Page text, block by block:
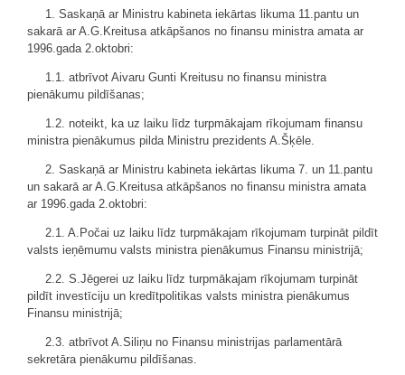
1. Saskaņā ar Ministru kabineta iekārtas likuma 11.pantu un
sakarā ar A.G.Kreitusa atkāpšanos no finansu ministra amata ar
1996.gada 2.oktobri:
1.1. atbrīvot Aivaru Gunti Kreitusu no finansu ministra
pienākumu pildīšanas;
1.2. noteikt, ka uz laiku līdz turpmākajam rīkojumam finansu
ministra pienākumus pilda Ministru prezidents A.Šķēle.
2. Saskaņā ar Ministru kabineta iekārtas likuma 7. un 11.pantu
un sakarā ar A.G.Kreitusa atkāpšanos no finansu ministra amata
ar 1996.gada 2.oktobri:
2.1. A.Počai uz laiku līdz turpmākajam rīkojumam turpināt pildīt
valsts ieņēmumu valsts ministra pienākumus Finansu ministrijā;
2.2. S.Jēgerei uz laiku līdz turpmākajam rīkojumam turpināt
pildīt investīciju un kredītpolitikas valsts ministra pienākumus
Finansu ministrijā;
2.3. atbrīvot A.Siliņu no Finansu ministrijas parlamentārā
sekretāra pienākumu pildīšanas.